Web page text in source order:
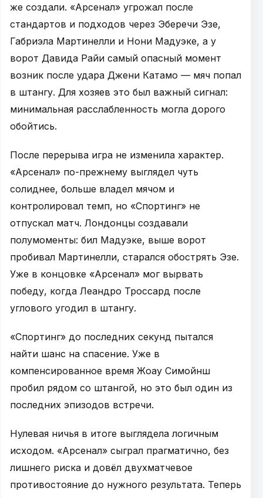
же создали. «Арсенал» угрожал после
стандартов и подходов через Эберечи Эзе,
Габриэла Мартинелли и Нони Мадуэке, а у
ворот Давида Райи самый опасный момент
возник после удара Джени Катамо — мяч попал
в штангу. Для хозяев это был важный сигнал:
минимальная расслабленность могла дорого
обойтись.
После перерыва игра не изменила характер.
«Арсенал» по-прежнему выглядел чуть
солиднее, больше владел мячом и
контролировал темп, но «Спортинг» не
отпускал матч. Лондонцы создавали
полумоменты: бил Мадуэке, выше ворот
пробивал Мартинелли, старался обострять Эзе.
Уже в концовке «Арсенал» мог вырвать
победу, когда Леандро Троссард после
углового угодил в штангу.
«Спортинг» до последних секунд пытался
найти шанс на спасение. Уже в
компенсированное время Жоау Симойнш
пробил рядом со штангой, но это был один из
последних эпизодов встречи.
Нулевая ничья в итоге выглядела логичным
исходом. «Арсенал» сыграл прагматично, без
лишнего риска и довёл двухматчевое
противостояние до нужного результата. Теперь